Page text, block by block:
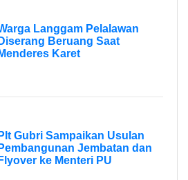
Langgam Pelalawan
Diserang Beruang Saat
Menderes Karet
Plt Gubri Sampaikan Usulan
Pembangunan Jembatan dan
Flyover ke Menteri PU